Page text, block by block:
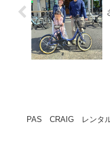
PAS CRAIG レンタル